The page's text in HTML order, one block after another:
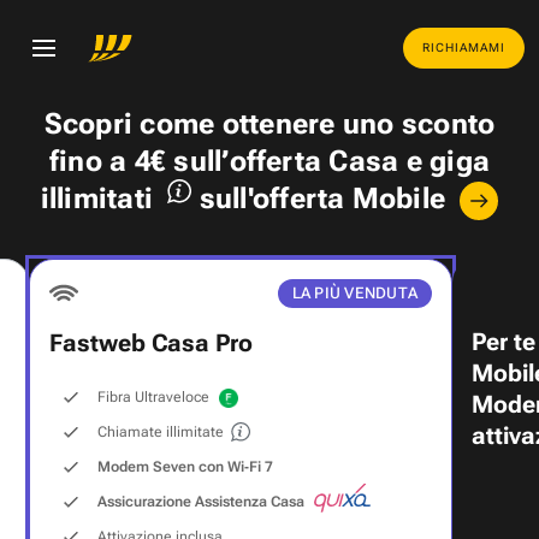
RICHIAMAMI
Scopri come ottenere uno sconto
fino a 4€ sull’offerta Casa egiga
illimitati
sull'offerta Mobile
LA PIÙ VENDUTA
Fastweb Casa Pro
Fibra Ultraveloce
Chiamate illimitate
Modem Seven con Wi‑Fi 7
Assicurazione Assistenza Casa
Per